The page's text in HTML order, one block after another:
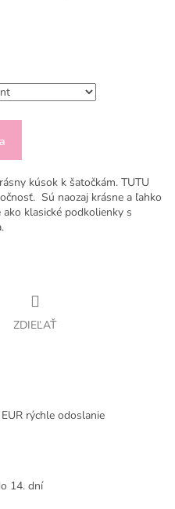
kúsok k šatočkám. TUTU
Sú naozaj krásne a ľahko
klasické podkolienky s
ZDIEĽAŤ
rýchle odoslanie
14. dní